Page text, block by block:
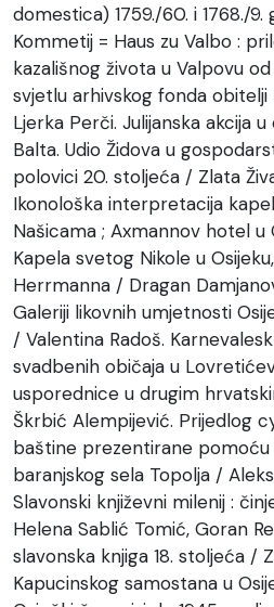
domestica) 1759./60. i 1768./
Kommetij = Haus zu Valbo :
kazališnog života u Valpovu
svjetlu arhivskog fonda
Ljerka Perči. Julijanska akcija
Balta. Udio Židova u
polovici 20. stoljeća / Zlata
Ikonološka interpretacija
Našicama ; Axmannov hotel u
Kapela svetog Nikole u
Herrmanna / Dragan
Galeriji likovnih umjetnosti
/ Valentina Radoš.
svadbenih običaja u
usporednice u drugim
Škrbić Alempijević. Prijedlog
baštine prezentirane
baranjskog sela Topolja /
Slavonski književni milenij :
Helena Sablić Tomić, Goran
slavonska knjiga 18. stoljeća /
Kapucinskog samostana u